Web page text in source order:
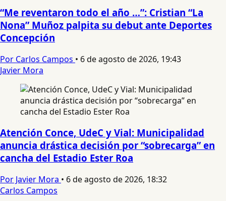
“Me reventaron todo el año …”: Cristian “La
Nona” Muñoz palpita su debut ante Deportes
Concepción
Por Carlos Campos • 6 de agosto de 2026, 19:43
Javier Mora
Atención Conce, UdeC y Vial: Municipalidad
anuncia drástica decisión por “sobrecarga” en
cancha del Estadio Ester Roa
Por Javier Mora • 6 de agosto de 2026, 18:32
Carlos Campos